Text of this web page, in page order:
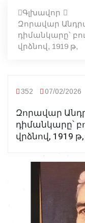
Գլխավոր
Զորավար
դիմանկարը՝
վրձնով, 1919 թ,
352 07/02/2026
Զորավար
դիմանկարը՝
վրձնով, 1919 թ,